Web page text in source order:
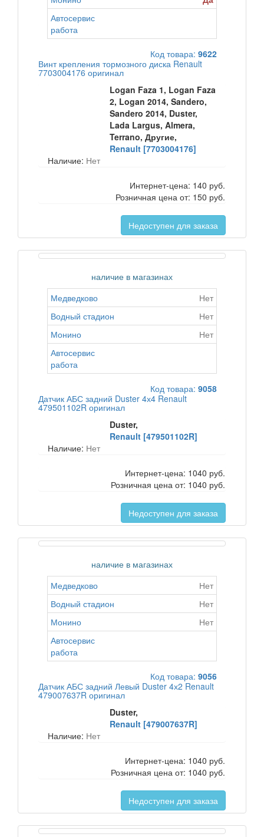
Автосервис
работа
Код товара: 9622
Винт крепления тормозного диска Renault
7703004176 оригинал
Logan Faza 1, Logan Faza
2, Logan 2014, Sandero,
Sandero 2014, Duster,
Lada Largus, Almera,
Terrano, Другие,
Renault [7703004176]
Наличие: Нет
Интернет-цена: 140 руб.
Розничная цена от: 150 руб.
Недоступен для заказа
наличие в магазинах
Медведково
Нет
Водный стадион
Нет
Монино
Нет
Автосервис
работа
Код товара: 9058
Датчик АБС задний Duster 4х4 Renault
479501102R оригинал
Duster,
Renault [479501102R]
Наличие: Нет
Интернет-цена: 1040 руб.
Розничная цена от: 1040 руб.
Недоступен для заказа
наличие в магазинах
Медведково
Нет
Водный стадион
Нет
Монино
Нет
Автосервис
работа
Код товара: 9056
Датчик АБС задний Левый Duster 4х2 Renault
479007637R оригинал
Duster,
Renault [479007637R]
Наличие: Нет
Интернет-цена: 1040 руб.
Розничная цена от: 1040 руб.
Недоступен для заказа